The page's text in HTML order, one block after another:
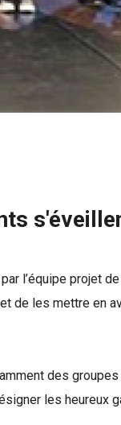
l’équipe projet
de les mettre en
des groupes
les heureux